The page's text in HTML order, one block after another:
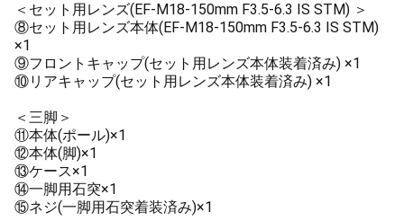
＜セット用レンズ(EF-M18-150mm F3.5-6.3 IS STM) ＞
⑧セット用レンズ本体(EF-M18-150mm F3.5-6.3 IS STM)
×1
⑨フロントキャップ(セット用レンズ本体装着済み) ×1
⑩リアキャップ(セット用レンズ本体装着済み) ×1
＜三脚＞
⑪本体(ポール)×1
⑫本体(脚)×1
⑬ケース×1
⑭一脚用石突×1
⑮ネジ(一脚用石突着装済み)×1